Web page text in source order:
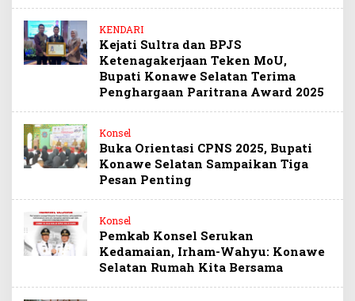
KENDARI
Kejati Sultra dan BPJS
Ketenagakerjaan Teken MoU,
Bupati Konawe Selatan Terima
Penghargaan Paritrana Award 2025
Konsel
Buka Orientasi CPNS 2025, Bupati
Konawe Selatan Sampaikan Tiga
Pesan Penting
Konsel
Pemkab Konsel Serukan
Kedamaian, Irham-Wahyu: Konawe
Selatan Rumah Kita Bersama